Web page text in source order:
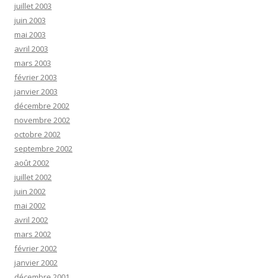
juillet 2003
juin 2003
mai 2003
avril 2003
mars 2003
février 2003
janvier 2003
décembre 2002
novembre 2002
octobre 2002
septembre 2002
août 2002
juillet 2002
juin 2002
mai 2002
avril 2002
mars 2002
février 2002
janvier 2002